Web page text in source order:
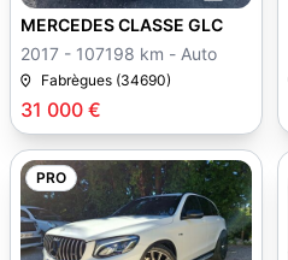
31 000 €
MERCEDES CLASSE GLC
2017 - 107198 km - Auto
Fabrègues (34690)
PRO